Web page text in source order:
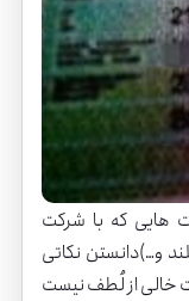
هایی که با شرکت
و…)دانستن نکاتی